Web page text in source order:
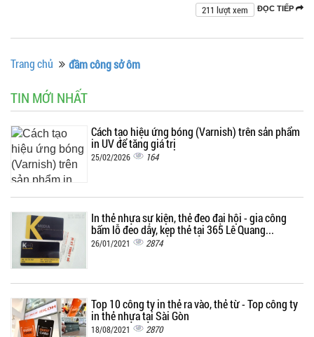
ĐỌC TIẾP
211 lượt xem
Trang chủ đầm công sở ôm
TIN MỚI NHẤT
Cách tạo hiệu ứng bóng (Varnish) trên sản phẩm
in UV để tăng giá trị
25/02/2026 164
In thẻ nhựa sự kiện, thẻ đeo đại hội - gia công
bấm lỗ đeo dây, kẹp thẻ tại 365 Lê Quang...
26/01/2021 2874
Top 10 công ty in thẻ ra vào, thẻ từ - Top công ty
in thẻ nhựa tại Sài Gòn
18/08/2021 2870